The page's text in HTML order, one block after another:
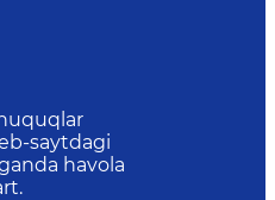
saytdagi
havola